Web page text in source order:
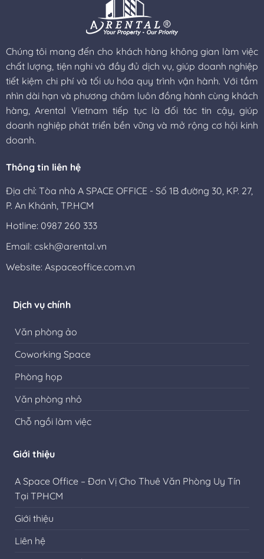
Chúng tôi mang đến cho khách hàng không gian làm việc
chất lượng, tiện nghi và đầy đủ dịch vụ, giúp doanh nghiệp
tiết kiệm chi phí và tối ưu hóa quy trình vận hành. Với tầm
nhìn dài hạn và phương châm luôn đồng hành cùng khách
hàng, Arental Vietnam tiếp tục là đối tác tin cậy, giúp
doanh nghiệp phát triển bền vững và mở rộng cơ hội kinh
doanh.
Thông tin liên hệ
Địa chỉ: Tòa nhà A SPACE OFFICE - Số 1B đường 30, KP. 27,
P. An Khánh, TP.HCM
Hotline: 0987 260 333
Email: cskh@arental.vn
Website: Aspaceoffice.com.vn
Dịch vụ chính
Văn phòng ảo
Coworking Space
Phòng họp
Văn phòng nhỏ
Chỗ ngồi làm việc
Giới thiệu
A Space Office – Đơn Vị Cho Thuê Văn Phòng Uy Tín
Tại TPHCM
Giới thiệu
Liên hệ